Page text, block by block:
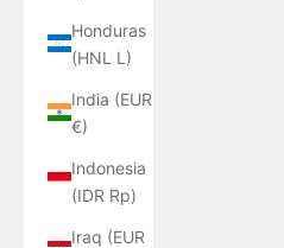
Honduras
(HNL L)
India (EUR
€)
Indonesia
(IDR Rp)
Iraq (EUR